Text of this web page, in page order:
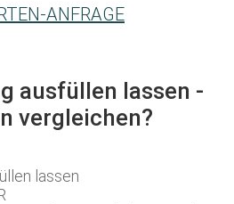
ANFRAGE
ausfüllen lassen -
vergleichen?